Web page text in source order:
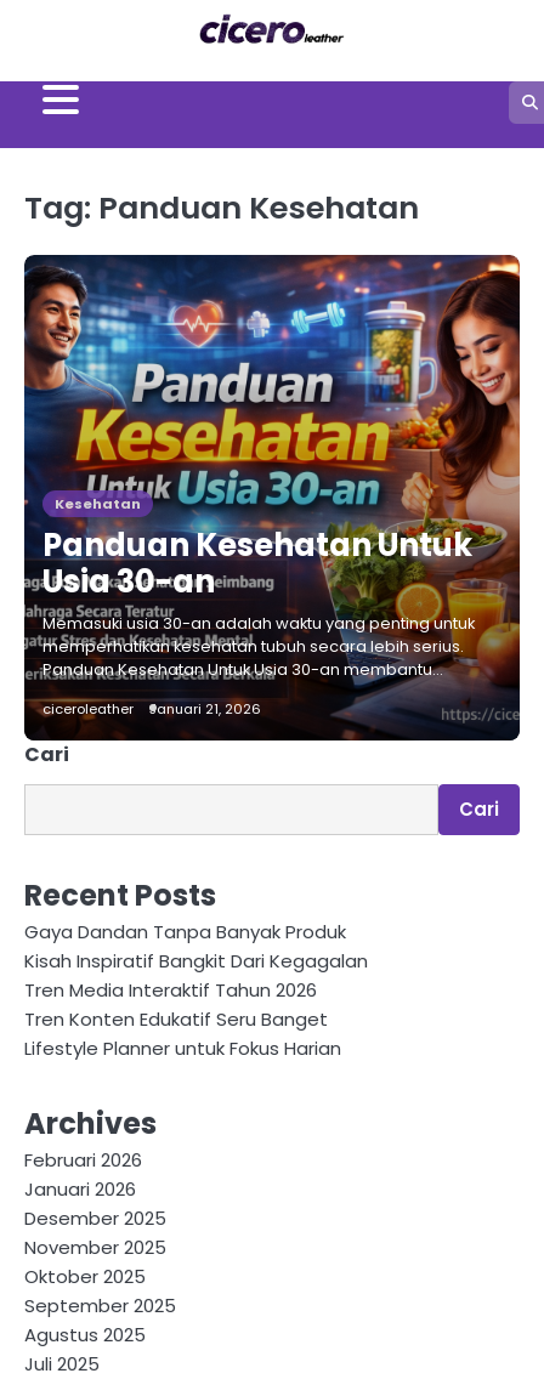
Tag: Panduan Kesehatan
Kesehatan
Panduan Kesehatan Untuk
Usia 30-an
Memasuki usia 30-an adalah waktu yang penting untuk
memperhatikan kesehatan tubuh secara lebih serius.
Panduan Kesehatan Untuk Usia 30-an membantu…
ciceroleather Januari 21, 2026
Cari
Cari
Recent Posts
Gaya Dandan Tanpa Banyak Produk
Kisah Inspiratif Bangkit Dari Kegagalan
Tren Media Interaktif Tahun 2026
Tren Konten Edukatif Seru Banget
Lifestyle Planner untuk Fokus Harian
Archives
Februari 2026
Januari 2026
Desember 2025
November 2025
Oktober 2025
September 2025
Agustus 2025
Juli 2025